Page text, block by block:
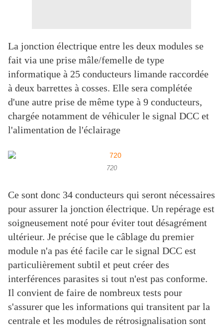
La jonction électrique entre les deux modules se
fait via une prise mâle/femelle de type
informatique à 25 conducteurs limande raccordée
à deux barrettes à cosses. Elle sera complétée
d'une autre prise de même type à 9 conducteurs,
chargée notamment de véhiculer le signal DCC et
l'alimentation de l'éclairage
720
Ce sont donc 34 conducteurs qui seront nécessaires
pour assurer la jonction électrique. Un repérage est
soigneusement noté pour éviter tout désagrément
ultérieur. Je précise que le câblage du premier
module n'a pas été facile car le signal DCC est
particulièrement subtil et peut créer des
interférences parasites si tout n'est pas conforme.
Il convient de faire de nombreux tests pour
s'assurer que les informations qui transitent par la
centrale et les modules de rétrosignalisation sont